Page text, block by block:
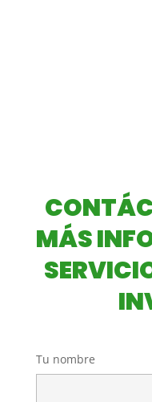
MÁS
Tu nombre